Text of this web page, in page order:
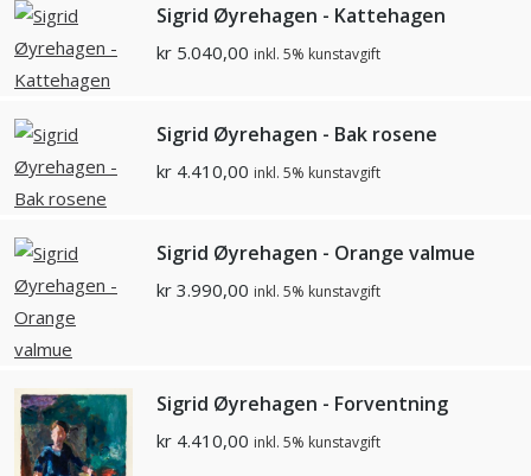
Sigrid Øyrehagen - Kattehagen
kr 5.040,00 inkl. 5% kunstavgift
Sigrid Øyrehagen - Bak rosene
kr 4.410,00 inkl. 5% kunstavgift
Sigrid Øyrehagen - Orange valmue
kr 3.990,00 inkl. 5% kunstavgift
Sigrid Øyrehagen - Forventning
kr 4.410,00 inkl. 5% kunstavgift